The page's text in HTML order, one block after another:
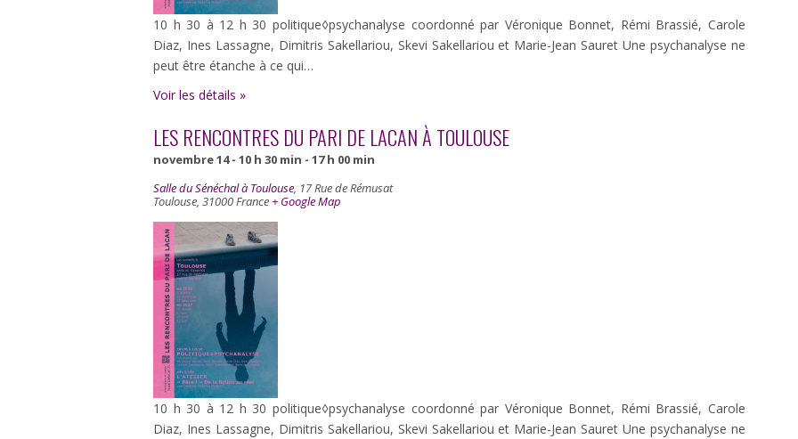
10 h 30 à 12 h 30 politique◊psychanalyse coordonné par Véronique Bonnet, Rémi Brassié, Carole
Diaz, Ines Lassagne, Dimitris Sakellariou, Skevi Sakellariou et Marie-Jean Sauret Une psychanalyse ne
peut être étanche à ce qui…
Voir les détails »
LES RENCONTRES DU PARI DE LACAN À TOULOUSE
novembre 14 - 10 h 30 min - 17 h 00 min
Salle du Sénéchal à Toulouse, 17 Rue de Rémusat
Toulouse, 31000France + Google Map
10 h 30 à 12 h 30 politique◊psychanalyse coordonné par Véronique Bonnet, Rémi Brassié, Carole
Diaz, Ines Lassagne, Dimitris Sakellariou, Skevi Sakellariou et Marie-Jean Sauret Une psychanalyse ne